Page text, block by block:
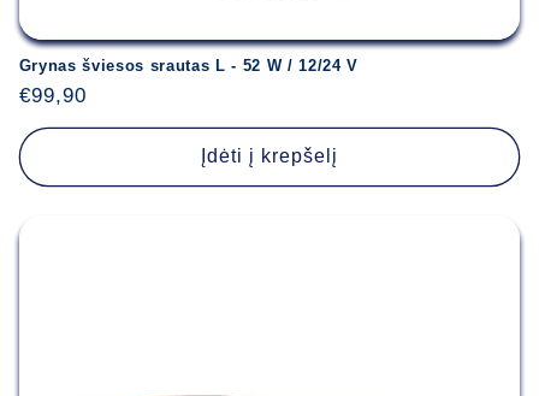
Grynas šviesos srautas L - 52 W / 12/24 V
Įprasta
kaina
€99,90
Įdėti į krepšelį